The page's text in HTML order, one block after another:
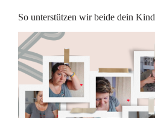
So unterstützen wir beide dein Kind